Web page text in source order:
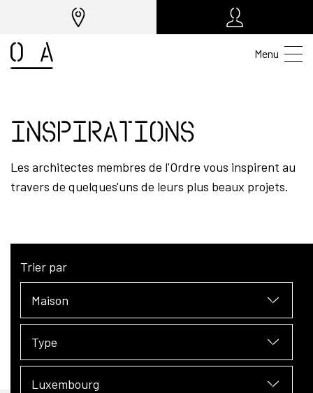
Menu
Inspirations
Les architectes membres de l'Ordre vous inspirent au
travers de quelques'uns de leurs plus beaux projets.
Trier par
Maison
Type
Luxembourg